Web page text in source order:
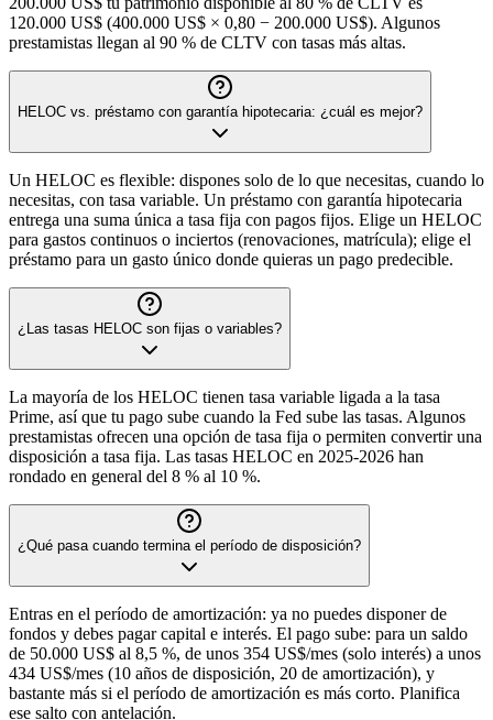
120.000 US$ (400.000 US$ × 0,80 − 200.000 US$). Algunos
prestamistas llegan al 90 % de CLTV con tasas más altas.
HELOC vs. préstamo con garantía hipotecaria: ¿cuál es mejor?
Un HELOC es flexible: dispones solo de lo que necesitas, cuando lo
necesitas, con tasa variable. Un préstamo con garantía hipotecaria
entrega una suma única a tasa fija con pagos fijos. Elige un HELOC
para gastos continuos o inciertos (renovaciones, matrícula); elige el
préstamo para un gasto único donde quieras un pago predecible.
¿Las tasas HELOC son fijas o variables?
La mayoría de los HELOC tienen tasa variable ligada a la tasa
Prime, así que tu pago sube cuando la Fed sube las tasas. Algunos
prestamistas ofrecen una opción de tasa fija o permiten convertir una
disposición a tasa fija. Las tasas HELOC en 2025-2026 han
rondado en general del 8 % al 10 %.
¿Qué pasa cuando termina el período de disposición?
Entras en el período de amortización: ya no puedes disponer de
fondos y debes pagar capital e interés. El pago sube: para un saldo
de 50.000 US$ al 8,5 %, de unos 354 US$/mes (solo interés) a unos
434 US$/mes (10 años de disposición, 20 de amortización), y
bastante más si el período de amortización es más corto. Planifica
ese salto con antelación.